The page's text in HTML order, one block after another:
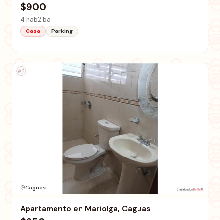
$900
4 hab2 ba
Casa Parking
Caguas
Apartamento en Mariolga, Caguas